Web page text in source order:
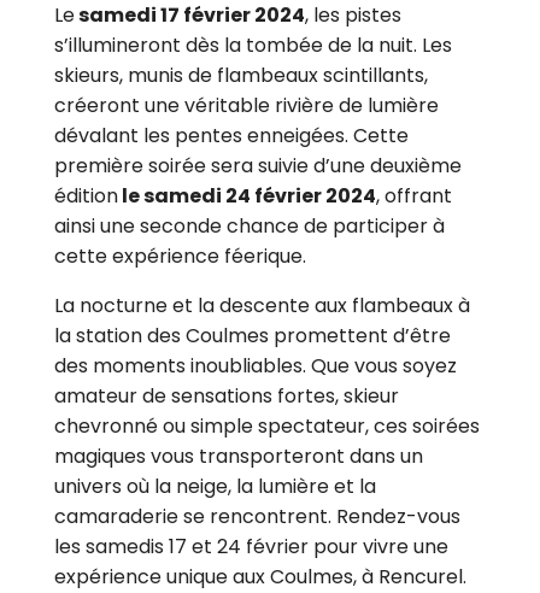
Lesamedi 17 février 2024, les pistes
s’illumineront dès la tombée de la nuit. Les
skieurs, munis de flambeaux scintillants,
créeront une véritable rivière de lumière
dévalant les pentes enneigées. Cette
première soirée sera suivie d’une deuxième
éditionle samedi 24 février 2024, offrant
ainsi une seconde chance de participer à
cette expérience féerique.
La nocturne et la descente aux flambeaux à
la station des Coulmes promettent d’être
des moments inoubliables. Que vous soyez
amateur de sensations fortes, skieur
chevronné ou simple spectateur, ces soirées
magiques vous transporteront dans un
univers où la neige, la lumière et la
camaraderie se rencontrent. Rendez-vous
les samedis 17 et 24 février pour vivre une
expérience unique aux Coulmes, à Rencurel.